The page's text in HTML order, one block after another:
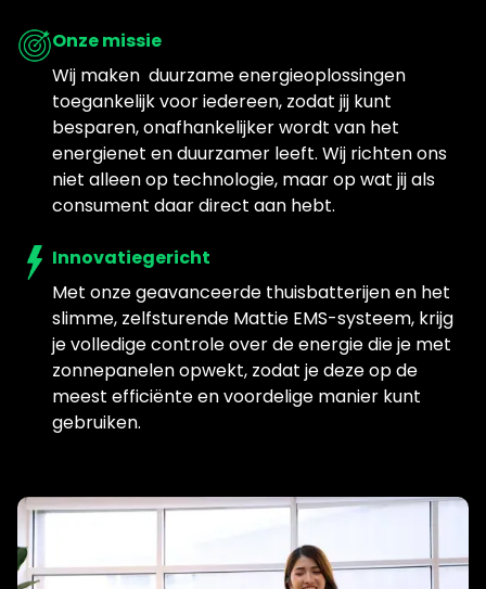
Onze missie
Wij maken duurzame energieoplossingen
toegankelijk voor iedereen, zodat jij kunt
besparen, onafhankelijker wordt van het
energienet en duurzamer leeft. Wij richten ons
niet alleen op technologie, maar op wat jij als
consument daar direct aan hebt.
Innovatiegericht
Met onze geavanceerde thuisbatterijen en het
slimme, zelfsturende Mattie EMS-systeem, krijg
je volledige controle over de energie die je met
zonnepanelen opwekt, zodat je deze op de
meest efficiënte en voordelige manier kunt
gebruiken.